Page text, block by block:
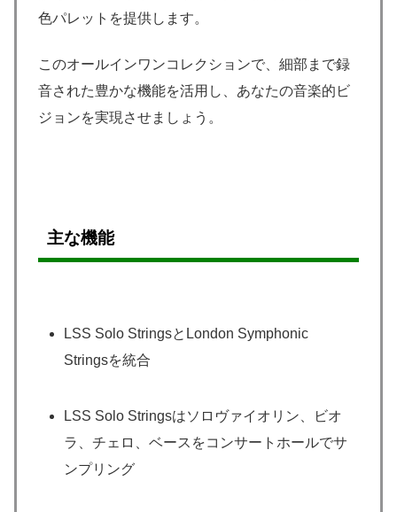
色パレットを提供します。
このオールインワンコレクションで、細部まで録
音された豊かな機能を活用し、あなたの音楽的ビ
ジョンを実現させましょう。
主な機能
LSS Solo StringsとLondon Symphonic
Stringsを統合
LSS Solo Stringsはソロヴァイオリン、ビオ
ラ、チェロ、ベースをコンサートホールでサ
ンプリング